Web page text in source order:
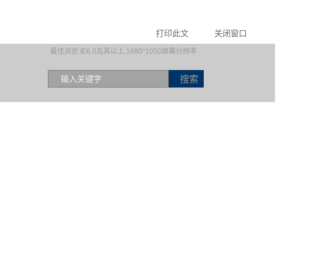
打印此文
关闭窗口
最佳浏览:IE6.0及其以上,1680*1050屏幕分辨率